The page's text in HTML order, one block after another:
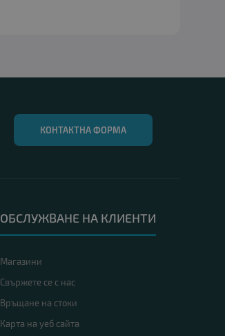
КОНТАКТНА ФОРМА
ОБСЛУЖВАНЕ НА КЛИЕНТИ
Магазини
Свържете се с нас
Връщане на стоки
Карта на уеб сайта